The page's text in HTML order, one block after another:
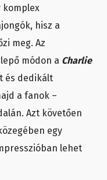
komplex
hisz a
meg. Az
módon a Charlie
és dedikált
a fanok –
Azt követően
egy
lehet